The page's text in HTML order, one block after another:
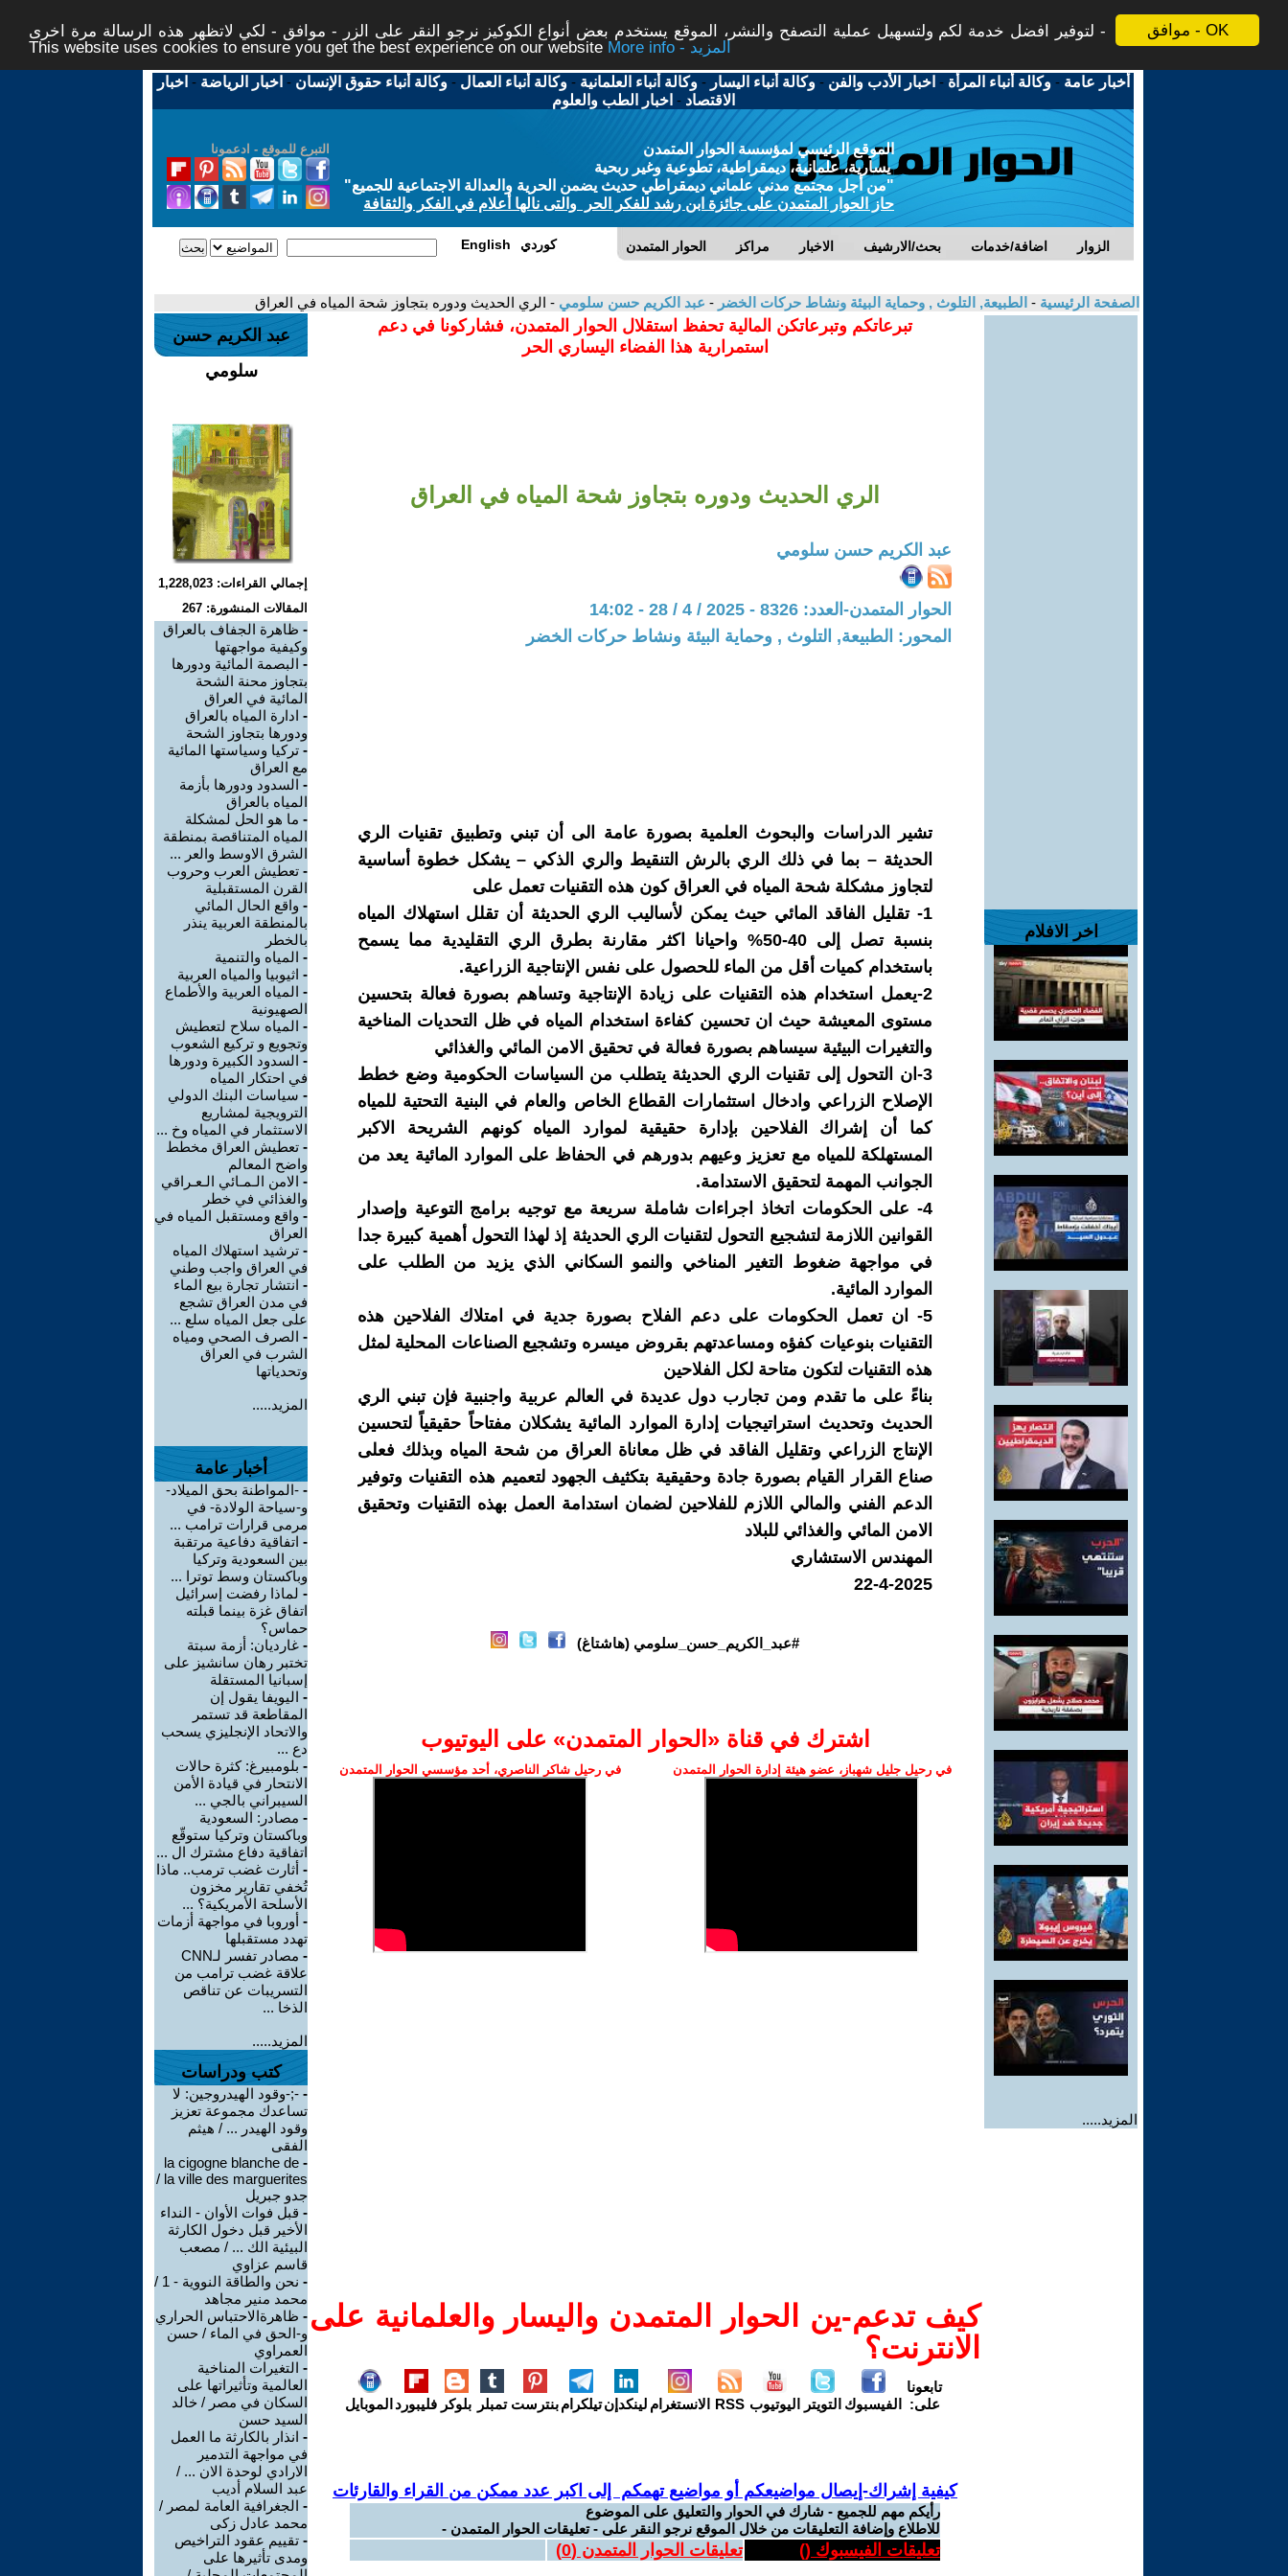
موافق - OK
لتوفير افضل خدمة لكم ولتسهيل عملية التصفح والنشر، الموقع يستخدم بعض أنواع الكوكيز نرجو النقر على الزر - موافق - لكي لاتظهر هذه الرسالة مرة اخرى -
This website uses cookies to ensure you get the best experience on our website
More info - المزيد
أخبار عامة -وكالة أنباء المرأة - اخبار الأدب والفن -وكالة أنباء اليسار -وكالة أنباء العلمانية -وكالة أنباء العمال -وكالة أنباء حقوق الإنسان - اخبار الرياضة - اخبار
الاقتصاد - اخبار الطب والعلوم
التبرع للموقع - ادعمونا
الموقع الرئيسي لمؤسسة الحوار المتمدن
يسارية، علمانية، ديمقراطية، تطوعية وغير ربحية
"من أجل مجتمع مدني علماني ديمقراطي حديث يضمن الحرية والعدالة الاجتماعية للجميع"
حاز الحوار المتمدن على جائزة ابن رشد للفكر الحر والتى نالها أعلام في الفكر والثقافة
الحوار المتمدن مراكز الاخبار بحث/الارشيف اضافة/خدمات الزوار English كوردي
الصفحة الرئيسية - الطبيعة, التلوث , وحماية البيئة ونشاط حركات الخضر - عبد الكريم حسن سلومي - الري الحديث ودوره بتجاوز شحة المياه في العراق
اخر الافلام
المزيد.....
تبرعاتكم وتبرعاتكن المالية تحفظ استقلال الحوار المتمدن، فشاركونا في دعم
استمرارية هذا الفضاء اليساري الحر
الري الحديث ودوره بتجاوز شحة المياه في العراق
عبد الكريم حسن سلومي
الحوار المتمدن-العدد: 8326 - 2025 / 4 / 28 - 14:02
المحور: الطبيعة, التلوث , وحماية البيئة ونشاط حركات الخضر
تشير الدراسات والبحوث العلمية بصورة عامة الى أن تبني وتطبيق تقنيات الري
الحديثة – بما في ذلك الري بالرش التنقيط والري الذكي – يشكل خطوة أساسية
لتجاوز مشكلة شحة المياه في العراق كون هذه التقنيات تعمل على
1- تقليل الفاقد المائي حيث يمكن لأساليب الري الحديثة أن تقلل استهلاك المياه
بنسبة تصل إلى 40-50% واحيانا اكثر مقارنة بطرق الري التقليدية مما يسمح
باستخدام كميات أقل من الماء للحصول على نفس الإنتاجية الزراعية.
2-يعمل استخدام هذه التقنيات على زيادة الإنتاجية وتساهم بصورة فعالة بتحسين
مستوى المعيشة حيث ان تحسين كفاءة استخدام المياه في ظل التحديات المناخية
والتغيرات البيئية سيساهم بصورة فعالة في تحقيق الامن المائي والغذائي
3-ان التحول إلى تقنيات الري الحديثة يتطلب من السياسات الحكومية وضع خطط
الإصلاح الزراعي وادخال استثمارات القطاع الخاص والعام في البنية التحتية للمياه
كما أن إشراك الفلاحين بإدارة حقيقية لموارد المياه كونهم الشريحة الاكبر
المستهلكة للمياه مع تعزيز وعيهم بدورهم في الحفاظ على الموارد المائية يعد من
الجوانب المهمة لتحقيق الاستدامة.
4- على الحكومات اتخاذ اجراءات شاملة سريعة مع توجيه برامج التوعية وإصدار
القوانين اللازمة لتشجيع التحول لتقنيات الري الحديثة إذ لهذا التحول أهمية كبيرة جدا
في مواجهة ضغوط التغير المناخي والنمو السكاني الذي يزيد من الطلب على
الموارد المائية.
5- ان تعمل الحكومات على دعم الفلاح بصورة جدية في امتلاك الفلاحين هذه
التقنيات بنوعيات كفؤه ومساعدتهم بقروض ميسره وتشجيع الصناعات المحلية لمثل
هذه التقنيات لتكون متاحة لكل الفلاحين
بناءً على ما تقدم ومن تجارب دول عديدة في العالم عربية واجنبية فإن تبني الري
الحديث وتحديث استراتيجيات إدارة الموارد المائية يشكلان مفتاحاً حقيقياً لتحسين
الإنتاج الزراعي وتقليل الفاقد في ظل معاناة العراق من شحة المياه وبذلك فعلى
صناع القرار القيام بصورة جادة وحقيقية بتكثيف الجهود لتعميم هذه التقنيات وتوفير
الدعم الفني والمالي اللازم للفلاحين لضمان استدامة العمل بهذه التقنيات وتحقيق
الامن المائي والغذائي للبلاد
المهندس الاستشاري
22-4-2025
#عبد_الكريم_حسن_سلومي (هاشتاغ)
اشترك في قناة ‫«الحوار المتمدن» على اليوتيوب
في رحيل جليل شهباز، عضو هيئة إدارة الحوار المتمدن في رحيل شاكر الناصري، أحد مؤسسي الحوار المتمدن
كيف تدعم-ين الحوار المتمدن واليسار والعلمانية على
الانترنت؟
تابعونا
على:
الفيسبوك التويتر اليوتيوب RSS الانستغرام لينكدإنتيلكرامبنترست تمبلر بلوكر فليبورد الموبايل
كيفية إشراك-إيصال مواضيعكم أو مواضيع تهمكم إلى اكبر عدد ممكن من القراء والقارئات
رأيكم مهم للجميع - شارك في الحوار والتعليق على الموضوع
للاطلاع وإضافة التعليقات من خلال الموقع نرجو النقر على - تعليقات الحوار المتمدن -
تعليقات الفيسبوك () تعليقات الحوار المتمدن (0
)
عبد الكريم حسن
سلومي
إجمالي القراءات: 1,228,023
المقالات المنشورة: 267
- ظاهرة الجفاف بالعراق
وكيفية مواجهتها
- البصمة المائية ودورها
بتجاوز محنة الشحة
المائية في العراق
- ادارة المياه بالعراق
ودورها بتجاوز الشحة
- تركيا وسياستها المائية
مع العراق
- السدود ودورها بأزمة
المياه بالعراق
- ما هو الحل لمشكلة
المياه المتناقصة بمنطقة
الشرق الاوسط والعر ...
- تعطيش العرب وحروب
القرن المستقبلية
- واقع الحال المائي
بالمنطقة العربية ينذر
بالخطر
- المياه والتنمية
- اثيوبيا والمياه العربية
- المياه العربية والأطماع
الصهيونية
- المياه سلاح لتعطيش
وتجويع و تركيع الشعوب
- السدود الكبيرة ودورها
في احتكار المياه
- سياسات البنك الدولي
الترويجية لمشاريع
الاستثمار في المياه وخ ...
- تعطيش العراق مخطط
واضح المعالم
- الامن الـمـائي الـعـراقي
والغذائي في خطر
- واقع ومستقبل المياه في
العراق
- ترشيد استهلاك المياه
في العراق واجب وطني
- انتشار تجارة بيع الماء
في مدن العراق تشجع
على جعل المياه سلع ...
- الصرف الصحي ومياه
الشرب في العراق
وتحدياتها
المزيد.....
أخبار عامة
- -المواطنة بحق الميلاد-
و-سياحة الولادة- في
مرمى قرارات ترامب ...
- اتفاقية دفاعية مرتقبة
بين السعودية وتركيا
وباكستان وسط توترا ...
- لماذا رفضت إسرائيل
اتفاق غزة بينما قبلته
حماس؟
- غارديان: أزمة سبتة
تختبر رهان سانشيز على
إسبانيا المستقلة
- اليويفا يقول إن
المقاطعة قد تستمر
والاتحاد الإنجليزي يسحب
دع ...
- بلومبيرغ: كثرة حالات
الانتحار في قيادة الأمن
السيبراني بالجي ...
- مصادر: السعودية
وباكستان وتركيا ستوقّع
اتفاقية دفاع مشترك ال ...
- أثارت غضب ترمب.. ماذا
تُخفي تقارير مخزون
الأسلحة الأمريكية؟ ...
- أوروبا في مواجهة أزمات
تهدد مستقبلها
-
مصادر تفسر لـCNN
علاقة غضب ترامب من
التسريبات عن تناقص
الذخا ...
المزيد.....
كتب ودراسات
- ‫-;-وقود الهيدروجين: لا
تساعدك مجموعة تعزيز
وقود الهيدر ... / هيثم
الفقى
-
la cigogne blanche de
la ville des marguerites /
جدو جبريل
- قبل فوات الأوان - النداء
الأخير قبل دخول الكارثة
البيئية الك ... / مصعب
قاسم عزاوي
-
نحن والطاقة النووية - 1 /
محمد منير مجاهد
- ظاهرةالاحتباس الحراري
و-الحق في الماء / حسن
العمراوي
- التغيرات المناخية
العالمية وتأثيراتها على
السكان في مصر / خالد
السيد حسن
- انذار بالكارثة ما العمل
في مواجهة التدمير
الارادي لوحدة الان ... /
عبد السلام أديب
- الجغرافية العامة لمصر /
محمد عادل زكى
- تقييم عقود التراخيص
ومدى تأثيرها على